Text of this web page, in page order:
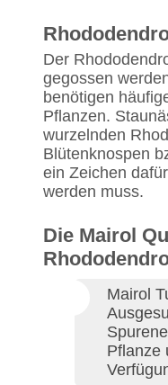
Der
gegossen
benötigen
Pflanzen.
wurzelnden
Blütenknospen
ein Zeichen
werden muss.
Die Mairol
Mairol
Pflanze